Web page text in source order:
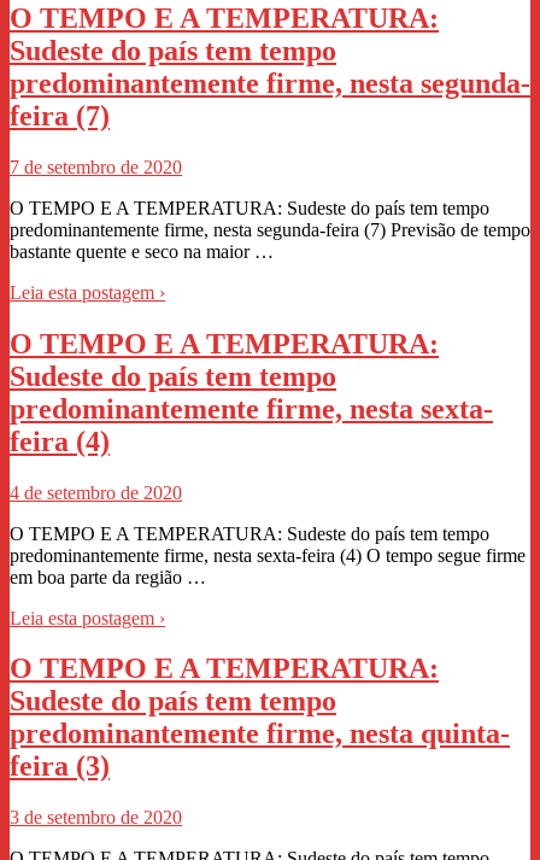
O TEMPO E A TEMPERATURA:
Sudeste do país tem tempo
predominantemente firme, nesta segunda-
feira (7)
7 de setembro de 2020
O TEMPO E A TEMPERATURA: Sudeste do país tem tempo
predominantemente firme, nesta segunda-feira (7) Previsão de tempo
bastante quente e seco na maior …
Leia esta postagem ›
O TEMPO E A TEMPERATURA:
Sudeste do país tem tempo
predominantemente firme, nesta sexta-
feira (4)
4 de setembro de 2020
O TEMPO E A TEMPERATURA: Sudeste do país tem tempo
predominantemente firme, nesta sexta-feira (4) O tempo segue firme
em boa parte da região …
Leia esta postagem ›
O TEMPO E A TEMPERATURA:
Sudeste do país tem tempo
predominantemente firme, nesta quinta-
feira (3)
3 de setembro de 2020